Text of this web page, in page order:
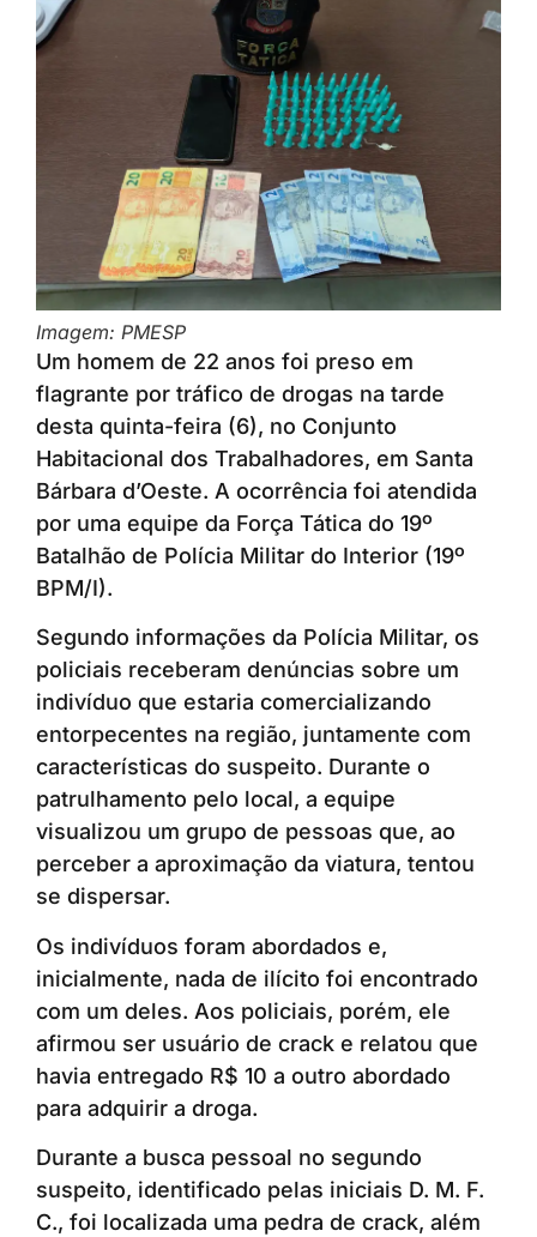
Imagem: PMESP
Um homem de 22 anos foi preso em
flagrante por tráfico de drogas na tarde
desta quinta-feira (6), no Conjunto
Habitacional dos Trabalhadores, em Santa
Bárbara d’Oeste. A ocorrência foi atendida
por uma equipe da Força Tática do 19º
Batalhão de Polícia Militar do Interior (19º
BPM/I).
Segundo informações da Polícia Militar, os
policiais receberam denúncias sobre um
indivíduo que estaria comercializando
entorpecentes na região, juntamente com
características do suspeito. Durante o
patrulhamento pelo local, a equipe
visualizou um grupo de pessoas que, ao
perceber a aproximação da viatura, tentou
se dispersar.
Os indivíduos foram abordados e,
inicialmente, nada de ilícito foi encontrado
com um deles. Aos policiais, porém, ele
afirmou ser usuário de crack e relatou que
havia entregado R$ 10 a outro abordado
para adquirir a droga.
Durante a busca pessoal no segundo
suspeito, identificado pelas iniciais D. M. F.
C., foi localizada uma pedra de crack, além